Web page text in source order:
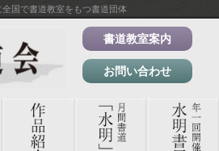
国で書道教室をもつ書道団体
書道教室案内
お問い合わせ